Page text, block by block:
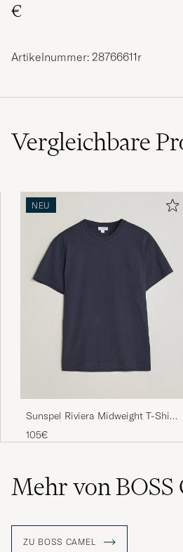
€
Artikelnummer: 28766611r
Vergleichbare
NEU
Sunspel Riviera Midweight T-Shirt
Navy
105€
Mehr von
ZU BOSS CAMEL